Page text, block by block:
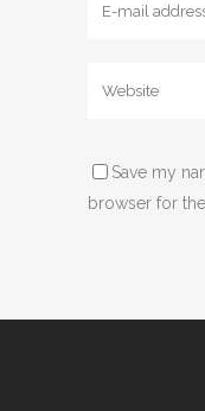
Save my
browser for